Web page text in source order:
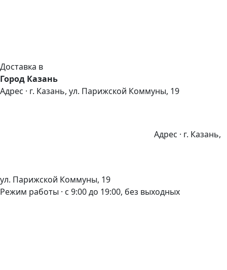
Доставка в
Город Казань
Адрес · г. Казань, ул. Парижской Коммуны, 19
Адрес · г. Казань,
ул. Парижской Коммуны, 19
Режим работы · с 9:00 до 19:00, без выходных